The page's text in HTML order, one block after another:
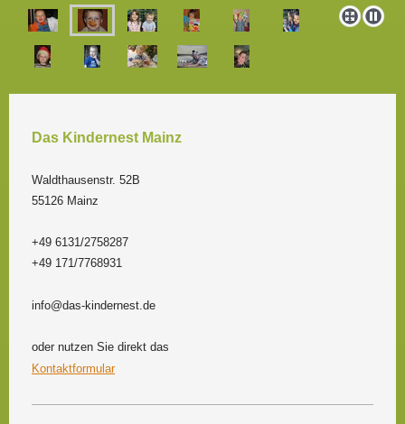
Das Kindernest Mainz
Waldthausenstr. 52B
55126 Mainz
+49 6131/2758287
+49 171/7768931
info@das-kindernest.de
oder nutzen Sie direkt das
Kontaktformular